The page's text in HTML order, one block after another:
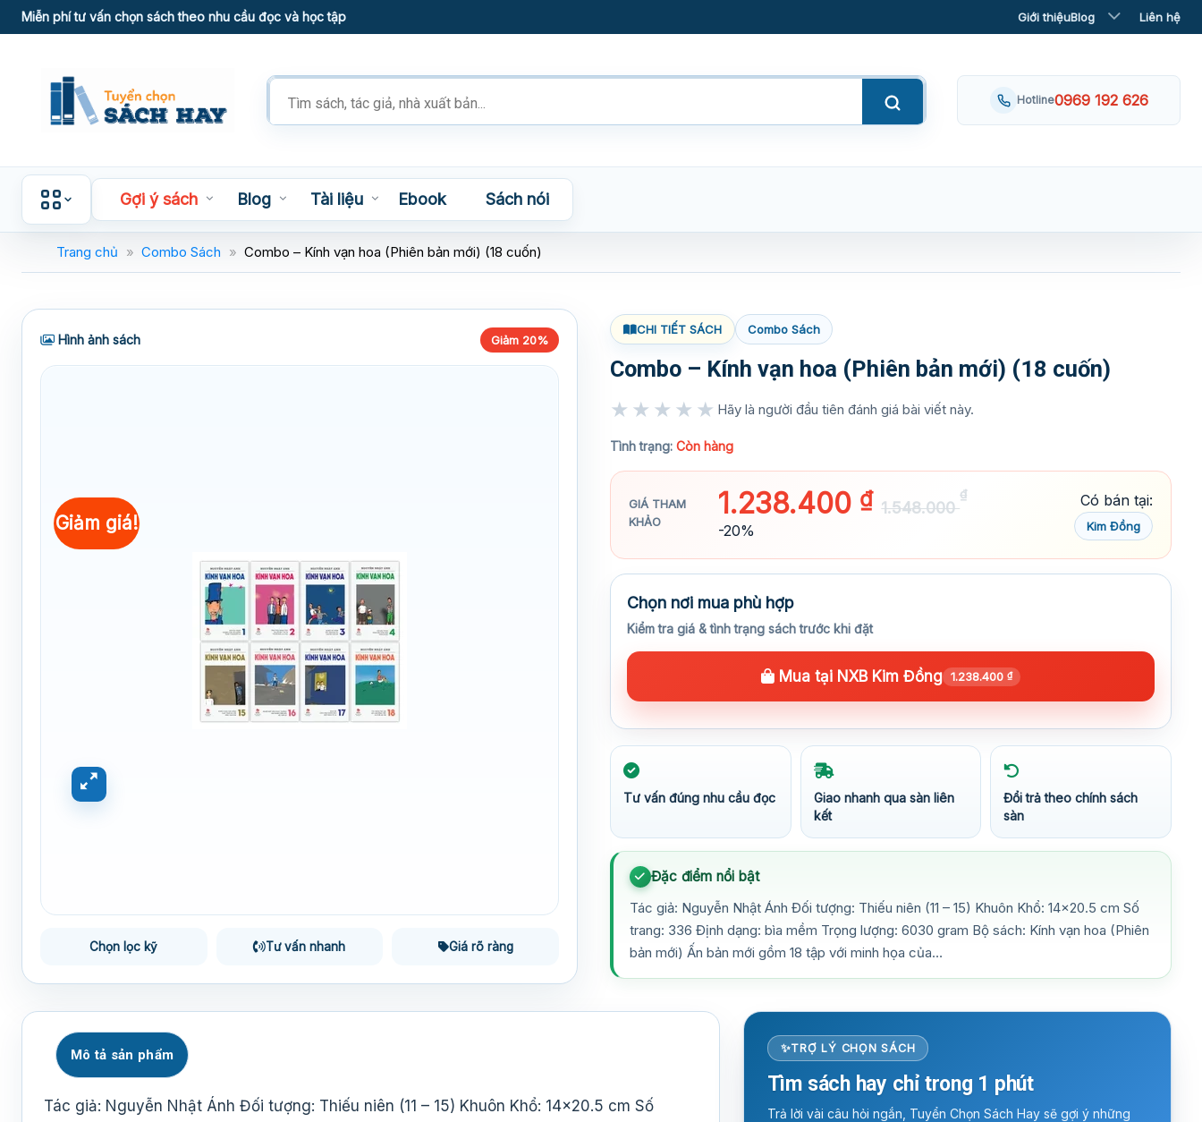
Skip
to
Miễn phí tư vấn chọn sách theo nhu cầu đọc và học tập Giới thiệuBlog Liên hệ
Tìm
kiếm
phẩm
Hotline0969 192 626
Gợi ý sách Blog Tài liệu Ebook Sách nói
Trang chủ » Combo Sách » Combo – Kính vạn hoa (Phiên bản mới) (18 cuốn)
Hình ảnh sách Giảm 20%
Giảm giá!
Chọn lọc kỹ Tư vấn nhanh Giá rõ ràng
CHI TIẾT SÁCH Combo Sách
Combo – Kính vạn hoa (Phiên bản mới) (18 cuốn)
★★★★★ Hãy là người đầu tiên đánh giá bài viết này.
Tình trạng: Còn hàng
GIÁ THAM
KHẢO
1.238.400 ₫ 1.548.000
₫
-20%
Có bán tại:
Kim Đồng
Chọn nơi mua phù hợp
Kiểm tra giá & tình trạng sách trước khi đặt
Mua tại NXB Kim Đồng 1.238.400 ₫
Tư vấn đúng nhu cầu đọc
Giao nhanh qua sàn liên
kết
Đổi trả theo chính sách
sàn
Đặc điểm nổi bật
Tác giả: Nguyễn Nhật Ánh Đối tượng: Thiếu niên (11 – 15) Khuôn Khổ: 14×20.5 cm Số
trang: 336 Định dạng: bìa mềm Trọng lượng: 6030 gram Bộ sách: Kính vạn hoa (Phiên
bản mới) Ấn bản mới gồm 18 tập với minh họa của…
Mô tả sản phẩm
Tác giả: Nguyễn Nhật Ánh Đối tượng: Thiếu niên (11 – 15) Khuôn Khổ: 14×20.5 cm Số
TRỢ LÝ CHỌN SÁCH
Tìm sách hay chỉ trong 1 phút
Trả lời vài câu hỏi ngắn, Tuyển Chọn Sách Hay sẽ gợi ý những